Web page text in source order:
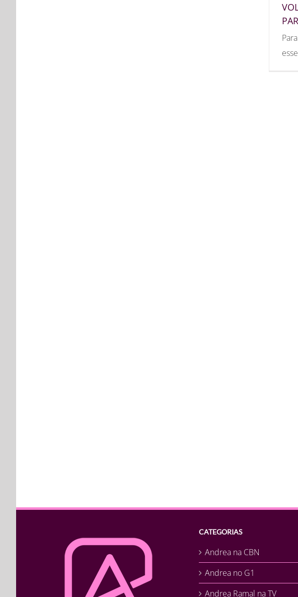
CATEGORIAS
Andrea na CBN
Andrea no G1
Andrea Ramal na TV